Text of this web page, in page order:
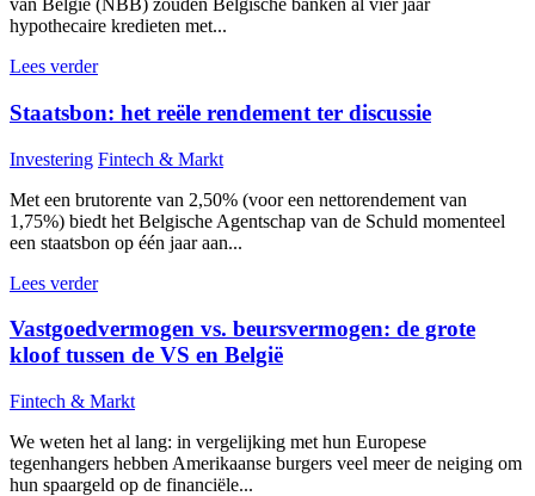
van België (NBB) zouden Belgische banken al vier jaar
hypothecaire kredieten met...
Lees verder
Staatsbon: het reële rendement ter discussie
Investering Fintech & Markt
Met een brutorente van 2,50% (voor een nettorendement van
1,75%) biedt het Belgische Agentschap van de Schuld momenteel
een staatsbon op één jaar aan...
Lees verder
Vastgoedvermogen vs. beursvermogen: de grote
kloof tussen de VS en België
Fintech & Markt
We weten het al lang: in vergelijking met hun Europese
tegenhangers hebben Amerikaanse burgers veel meer de neiging om
hun spaargeld op de financiële...